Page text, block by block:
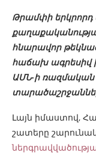
Թրամփի
հնարավոր
հաճախ ագրեսիվ
ԱՄՆ-ի ռազմական
Լայն իմաստով,
շատերը